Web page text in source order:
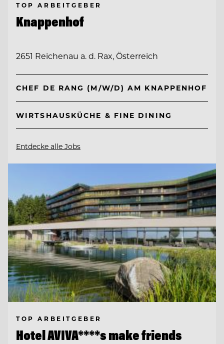
TOP ARBEITGEBER
Knappenhof
2651 Reichenau a. d. Rax, Österreich
CHEF DE RANG (M/W/D) AM KNAPPENHOF
WIRTSHAUSKÜCHE & FINE DINING
Entdecke alle Jobs
TOP ARBEITGEBER
Hotel AVIVA****s make friends